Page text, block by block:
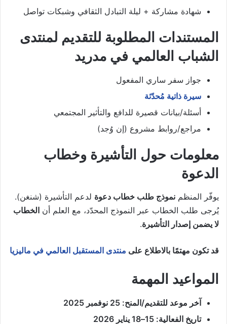
شهادة مشاركة + ليلة التبادل الثقافي وشبكات تواصل
المستندات المطلوبة للتقديم لمنتدى
الشباب العالمي في مدريد
جواز سفر ساري المفعول
سيرة ذاتية مُحدّثة
أسئلة/بيانات قصيرة للدافع والتأثير المجتمعي
مراجع/روابط مشروع (إن وُجد)
معلومات حول التأشيرة وخطاب
الدعوة
يوفّر المنظم نموذج طلب خطاب دعوة لدعم التأشيرة (شنغن).
يُرجى طلب الخطاب عبر النموذج المحدّد، مع العلم أن الخطاب
لا يضمن إصدار التأشيرة.
قد تكون مهتمًا بالاطلاع على منتدى المستقبل العالمي في ماليزيا
المواعيد المهمة
آخر موعد للتقديم/المنح: 25 نوفمبر 2025
تاريخ الفعالية: 15–18 يناير 2026